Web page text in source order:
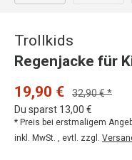
Bild 1 in
Trollkids
Regenjacke für
19,90 €
32,90 € *
Du sparst 13,00 €
* Preis bei erstmaligem
inkl. MwSt. , evtl. zzgl.